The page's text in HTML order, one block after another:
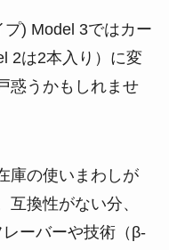
) Model 3ではカー
2は2本入り）に変
惑うかもしれませ
庫の使いまわしが
換性がない分、
ーバーや技術（β-